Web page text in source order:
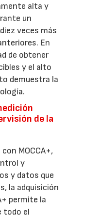
alta y
un
veces más
En
de obtener
y el alto
demuestra la
de la
MOCCA+,
y
y datos que
la adquisición
permite la
todo el